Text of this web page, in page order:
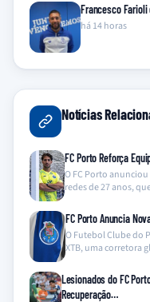
Francesco Farioli
há 14 horas
Notícias
FC Porto Reforça
O FC Porto
redes de 27 anos,
FC Porto Anuncia
O Futebol Clube do
XTB, uma corretora
Lesionados do FC
Recuperação…